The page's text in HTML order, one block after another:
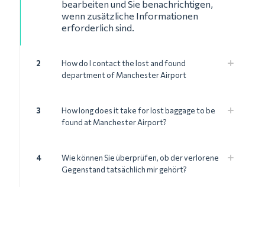
bearbeiten und Sie benachrichtigen,
wenn zusätzliche Informationen
erforderlich sind.
2
How do I contact the lost and found
department of Manchester Airport
3
How long does it take for lost baggage to be
found at Manchester Airport?
4
Wie können Sie überprüfen, ob der verlorene
Gegenstand tatsächlich mir gehört?